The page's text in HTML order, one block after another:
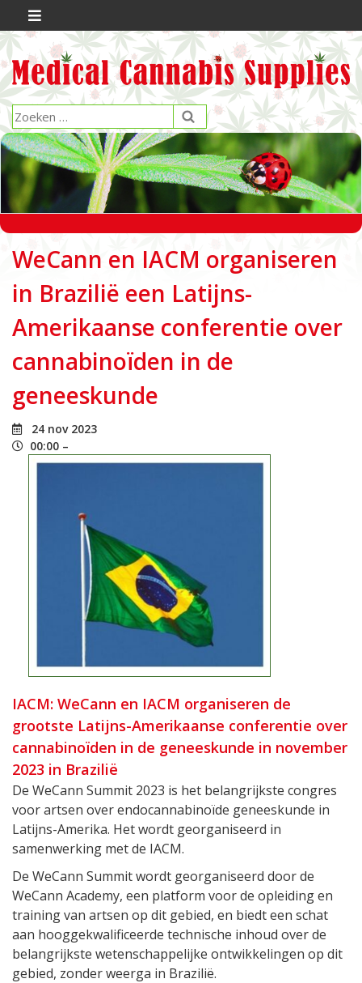
WeCann en IACM organiseren
in Brazilië een Latijns-
Amerikaanse conferentie over
cannabinoïden in de
geneeskunde
24 nov 2023
00:00 –
IACM: WeCann en IACM organiseren de
grootste Latijns-Amerikaanse conferentie over
cannabinoïden in de geneeskunde in november
2023 in Brazilië
De WeCann Summit 2023 is het belangrijkste congres
voor artsen over endocannabinoïde geneeskunde in
Latijns-Amerika. Het wordt georganiseerd in
samenwerking met de IACM.
De WeCann Summit wordt georganiseerd door de
WeCann Academy, een platform voor de opleiding en
training van artsen op dit gebied, en biedt een schat
aan hooggekwalificeerde technische inhoud over de
belangrijkste wetenschappelijke ontwikkelingen op dit
gebied, zonder weerga in Brazilië.